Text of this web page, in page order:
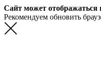
Сайт может отображаться
Рекомендуем обновить